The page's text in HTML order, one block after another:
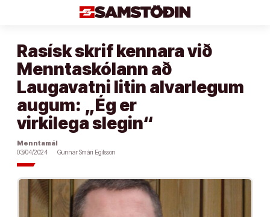
Rasísk skrif kennara við
Menntaskólann að
Laugavatni litin alvarlegum
augum: „Ég er
virkilega slegin“
Menntamál
03/04/2024
Gunnar Smári Egilsson